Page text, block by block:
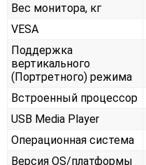
Вес монитора, кг
VESA
Поддержка
вертикального
(Портретного) режима
Встроенный процессор
USB Media Player
Операционная система
Версия OS/платформы